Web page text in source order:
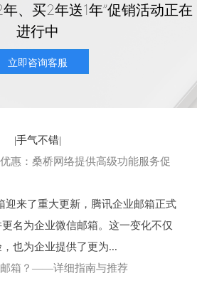
、买2年送1年”促销活动正在
进行中
立即咨询客服
|手气不错|
惠：桑桥网络提供高级功能服务促
来了重大更新，腾讯企业邮箱正式
名为企业微信邮箱。这一变化不仅
也为企业提供了更为...
邮箱？——详细指南与推荐